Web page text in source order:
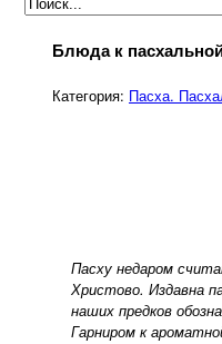
Блюда к пасхальной
Категория: Пасха.
Пасху недаром
Христово. Издавна
наших предков
Гарниром к